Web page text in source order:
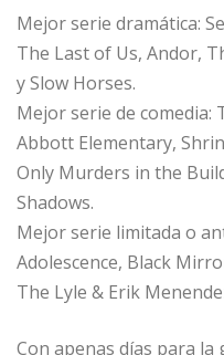
Mejor serie dramática:
The Last of Us, Andor,
y Slow Horses.
Mejor serie de comedia:
Abbott Elementary,
Only Murders in the
Shadows.
Mejor serie limitada o
Adolescence, Black
The Lyle & Erik
Con apenas días para la